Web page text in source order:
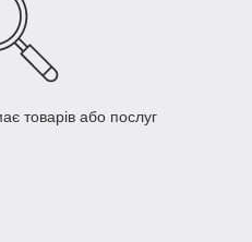
товарів або послуг